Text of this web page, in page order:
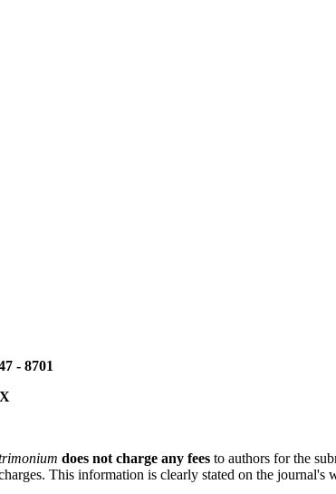
- 8701
does not charge any fees to authors for the
This information is clearly stated on the journal's